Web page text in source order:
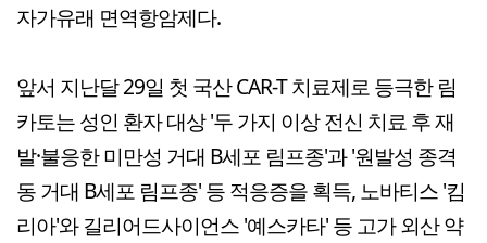
자가유래 면역항암제다.
앞서 지난달 29일 첫 국산 CAR-T 치료제로 등극한 림
카토는 성인 환자 대상 '두 가지 이상 전신 치료 후 재
발·불응한 미만성 거대 B세포 림프종'과 '원발성 종격
동 거대 B세포 림프종' 등 적응증을 획득, 노바티스 '킴
리아'와 길리어드사이언스 '예스카타' 등 고가 외산 약